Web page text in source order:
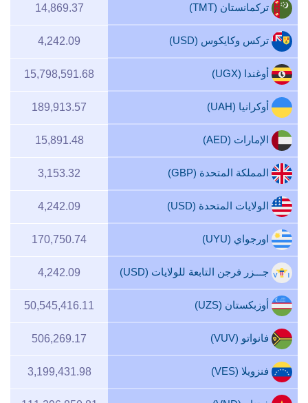
تركمانستان (TMT) 14,869.37
تركس وكايكوس (USD) 4,242.09
أوغندا (UGX) 15,798,591.68
أوكرانيا (UAH) 189,913.57
الإمارات (AED) 15,891.48
المملكة المتحدة (GBP) 3,153.32
الولايات المتحدة (USD) 4,242.09
اورجواي (UYU) 170,750.74
جـــزر فرجن التابعة للوﻻيات (USD) 4,242.09
أوزبكستان (UZS) 50,545,416.11
فانواتو (VUV) 506,269.17
فنزويلا (VES) 3,199,431.98